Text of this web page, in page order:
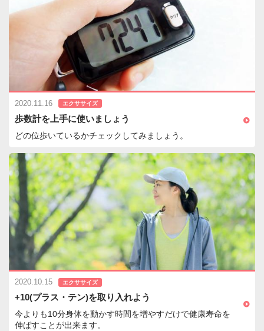
2020.11.16 エクササイズ
歩数計を上手に使いましょう
どの位歩いているかチェックしてみましょう。
2020.10.15 エクササイズ
+10(プラス・テン)を取り入れよう
今よりも10分身体を動かす時間を増やすだけで健康寿命を
伸ばすことが出来ます。